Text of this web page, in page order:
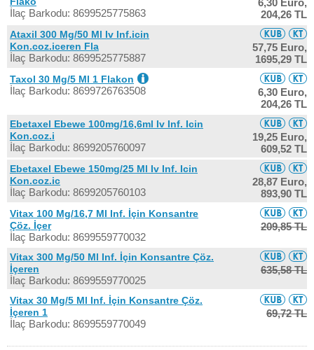
İlaç Barkodu: 8699525775863
6,30 Euro,
204,26 TL
Ataxil 300 Mg/50 Ml Iv Inf.icin
Kon.coz.iceren Fla
İlaç Barkodu: 8699525775887
57,75 Euro,
1695,29 TL
Taxol 30 Mg/5 Ml 1 Flakon
İlaç Barkodu: 8699726763508
6,30 Euro,
204,26 TL
Ebetaxel Ebewe 100mg/16,6ml Iv Inf. Icin
Kon.coz.i
İlaç Barkodu: 8699205760097
19,25 Euro,
609,52 TL
Ebetaxel Ebewe 150mg/25 Ml Iv Inf. Icin
Kon.coz.ic
İlaç Barkodu: 8699205760103
28,87 Euro,
893,90 TL
Vitax 100 Mg/16,7 Ml Inf. İçin Konsantre
Çöz. İçer
İlaç Barkodu: 8699559770032
209,85 TL
Vitax 300 Mg/50 Ml Inf. İçin Konsantre Çöz.
İçeren
İlaç Barkodu: 8699559770025
635,58 TL
Vitax 30 Mg/5 Ml Inf. İçin Konsantre Çöz.
İçeren 1
İlaç Barkodu: 8699559770049
69,72 TL